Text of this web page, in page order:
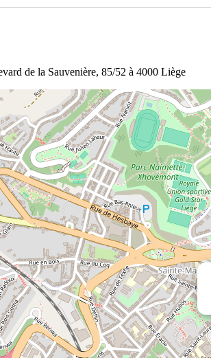
de la Sauvenière, 85/52 à 4000 Liège